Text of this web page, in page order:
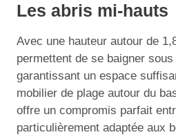
Les abris mi-hauts
Avec une hauteur autour de
permettent de se baigner
garantissant un espace
mobilier de plage autour du
offre un compromis parfait
particulièrement adaptée aux